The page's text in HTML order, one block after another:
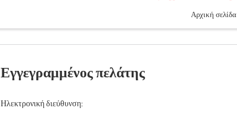
Αρχική σελίδα
Εγγεγραμμένος πελάτης
Ηλεκτρονική διεύθυνση: